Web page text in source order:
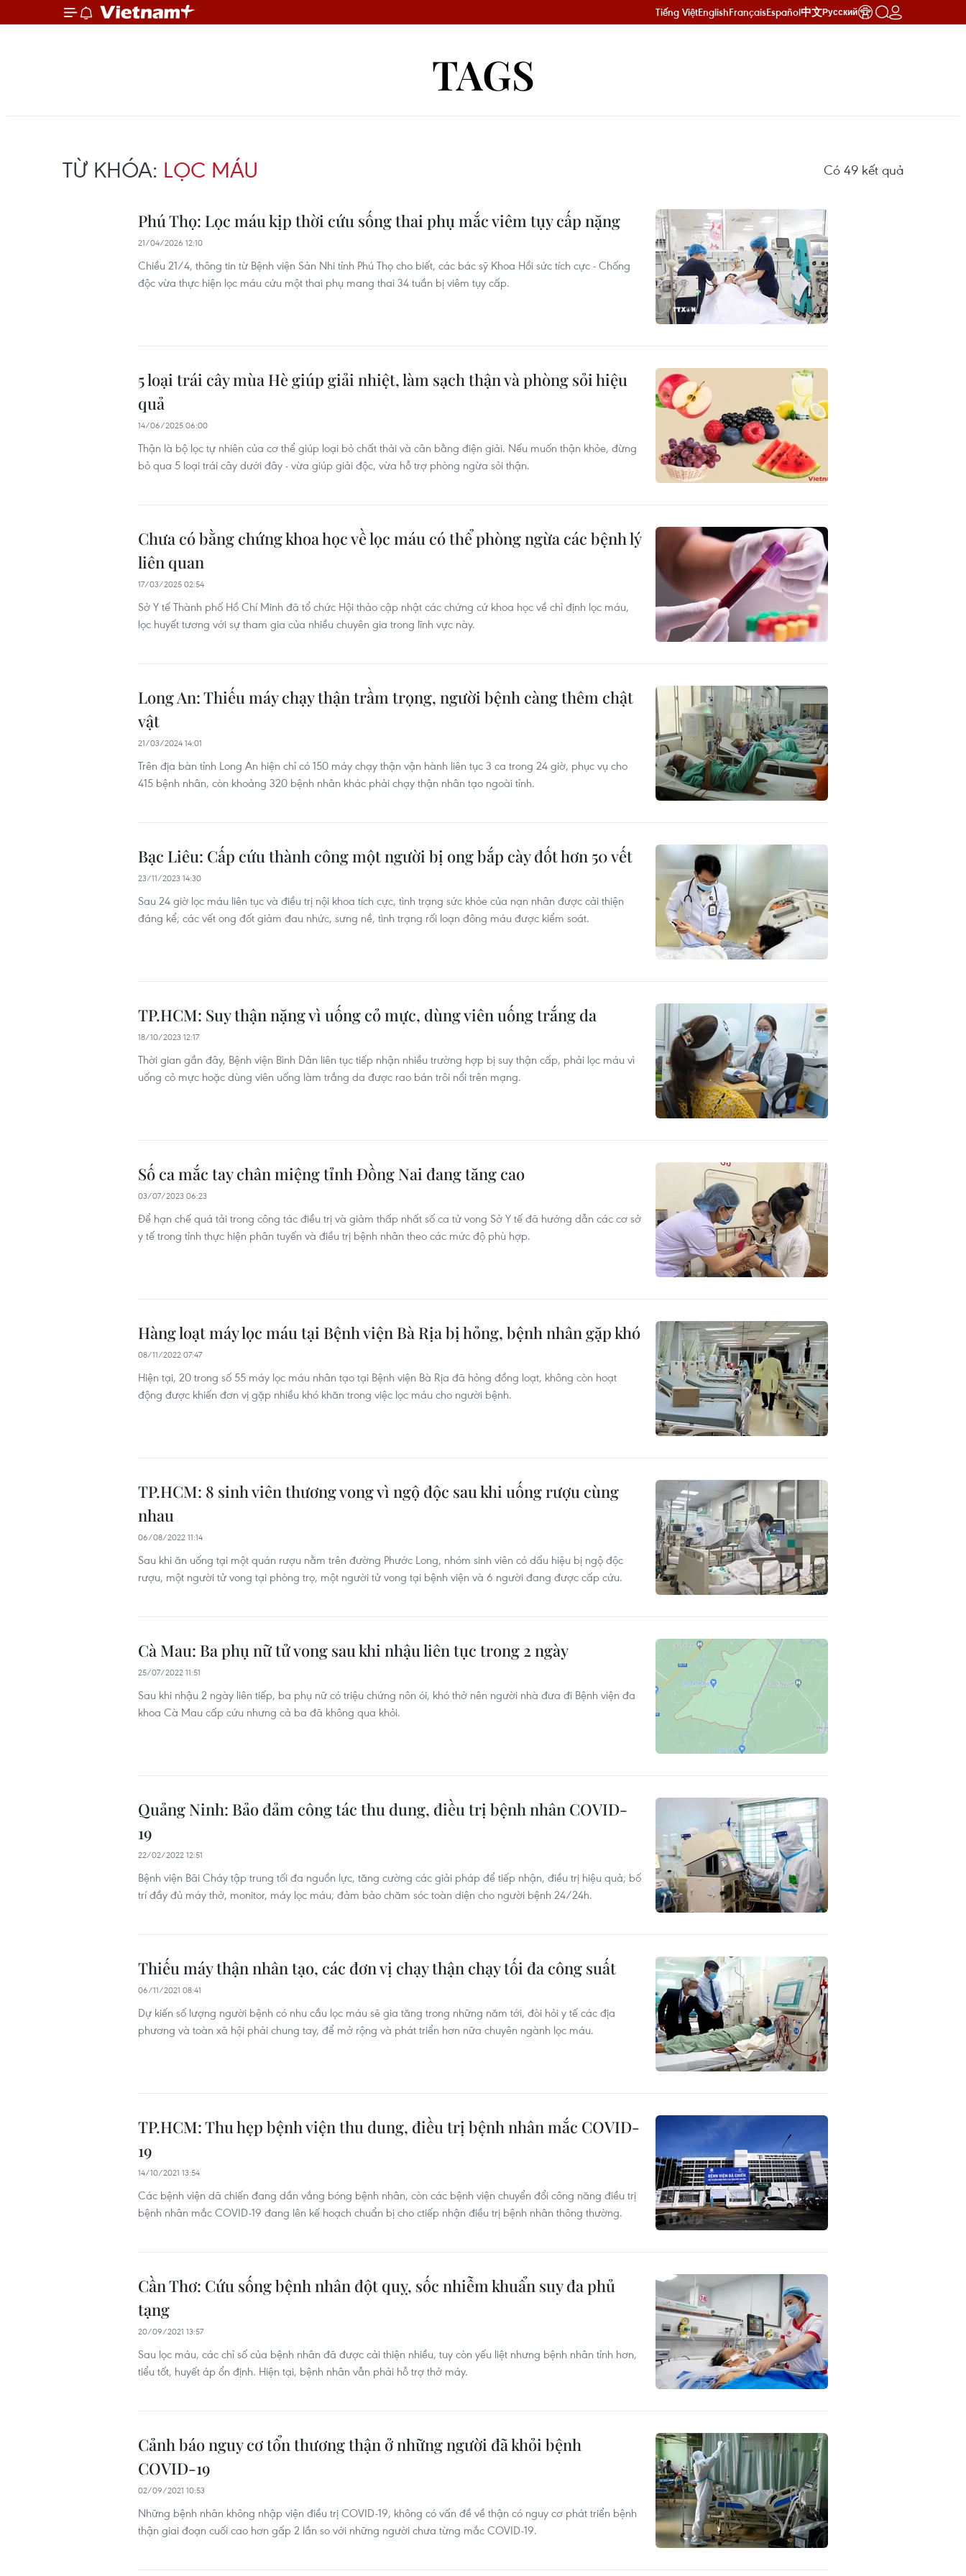
Tiếng ViệtEnglishFrançaisEspañol中文Русский
TAGS
TỪ KHÓA: LỌC MÁU Có 49 kết quả
Phú Thọ: Lọc máu kịp thời cứu sống thai phụ mắc viêm tụy cấp nặng
21/04/2026 12:10
Chiều 21/4, thông tin từ Bệnh viện Sản Nhi tỉnh Phú Thọ cho biết, các bác sỹ Khoa Hồi sức tích cực - Chống
độc vừa thực hiện lọc máu cứu một thai phụ mang thai 34 tuần bị viêm tụy cấp.
5 loại trái cây mùa Hè giúp giải nhiệt, làm sạch thận và phòng sỏi hiệu
quả
14/06/2025 06:00
Thận là bộ lọc tự nhiên của cơ thể giúp loại bỏ chất thải và cân bằng điện giải. Nếu muốn thận khỏe, đừng
bỏ qua 5 loại trái cây dưới đây - vừa giúp giải độc, vừa hỗ trợ phòng ngừa sỏi thận.
Chưa có bằng chứng khoa học về lọc máu có thể phòng ngừa các bệnh lý
liên quan
17/03/2025 02:54
Sở Y tế Thành phố Hồ Chí Minh đã tổ chức Hội thảo cập nhật các chứng cứ khoa học về chỉ định lọc máu,
lọc huyết tương với sự tham gia của nhiều chuyên gia trong lĩnh vực này.
Long An: Thiếu máy chạy thận trầm trọng, người bệnh càng thêm chật
vật
21/03/2024 14:01
Trên địa bàn tỉnh Long An hiện chỉ có 150 máy chạy thận vận hành liên tục 3 ca trong 24 giờ, phục vụ cho
415 bệnh nhân, còn khoảng 320 bệnh nhân khác phải chạy thận nhân tạo ngoài tỉnh.
Bạc Liêu: Cấp cứu thành công một người bị ong bắp cày đốt hơn 50 vết
23/11/2023 14:30
Sau 24 giờ lọc máu liên tục và điều trị nội khoa tích cực, tình trạng sức khỏe của nạn nhân được cải thiện
đáng kể; các vết ong đốt giảm đau nhức, sưng nề, tình trạng rối loạn đông máu được kiểm soát.
TP.HCM: Suy thận nặng vì uống cỏ mực, dùng viên uống trắng da
18/10/2023 12:17
Thời gian gần đây, Bệnh viện Bình Dân liên tục tiếp nhận nhiều trường hợp bị suy thận cấp, phải lọc máu vì
uống cỏ mực hoặc dùng viên uống làm trắng da được rao bán trôi nổi trên mạng.
Số ca mắc tay chân miệng tỉnh Đồng Nai đang tăng cao
03/07/2023 06:23
Để hạn chế quá tải trong công tác điều trị và giảm thấp nhất số ca tử vong Sở Y tế đã hướng dẫn các cơ sở
y tế trong tỉnh thực hiện phân tuyến và điều trị bệnh nhân theo các mức độ phù hợp.
Hàng loạt máy lọc máu tại Bệnh viện Bà Rịa bị hỏng, bệnh nhân gặp khó
08/11/2022 07:47
Hiện tại, 20 trong số 55 máy lọc máu nhân tạo tại Bệnh viện Bà Rịa đã hỏng đồng loạt, không còn hoạt
động được khiến đơn vị gặp nhiều khó khăn trong việc lọc máu cho người bệnh.
TP.HCM: 8 sinh viên thương vong vì ngộ độc sau khi uống rượu cùng
nhau
06/08/2022 11:14
Sau khi ăn uống tại một quán rượu nằm trên đường Phước Long, nhóm sinh viên có dấu hiệu bị ngộ độc
rượu, một người tử vong tại phòng trọ, một người tử vong tại bệnh viện và 6 người đang được cấp cứu.
Cà Mau: Ba phụ nữ tử vong sau khi nhậu liên tục trong 2 ngày
25/07/2022 11:51
Sau khi nhậu 2 ngày liên tiếp, ba phụ nữ có triệu chứng nôn ói, khó thở nên người nhà đưa đi Bệnh viện đa
khoa Cà Mau cấp cứu nhưng cả ba đã không qua khỏi.
Quảng Ninh: Bảo đảm công tác thu dung, điều trị bệnh nhân COVID-
19
22/02/2022 12:51
Bệnh viện Bãi Cháy tập trung tối đa nguồn lực, tăng cường các giải pháp để tiếp nhận, điều trị hiệu quả; bố
trí đầy đủ máy thở, monitor, máy lọc máu; đảm bảo chăm sóc toàn diện cho người bệnh 24/24h.
Thiếu máy thận nhân tạo, các đơn vị chạy thận chạy tối đa công suất
06/11/2021 08:41
Dự kiến số lượng người bệnh có nhu cầu lọc máu sẽ gia tăng trong những năm tới, đòi hỏi y tế các địa
phương và toàn xã hội phải chung tay, để mở rộng và phát triển hơn nữa chuyên ngành lọc máu.
TP.HCM: Thu hẹp bệnh viện thu dung, điều trị bệnh nhân mắc COVID-
19
14/10/2021 13:54
Các bệnh viện dã chiến đang dần vắng bóng bệnh nhân, còn các bệnh viện chuyển đổi công năng điều trị
bệnh nhân mắc COVID-19 đang lên kế hoạch chuẩn bị cho ctiếp nhận điều trị bệnh nhân thông thường.
Cần Thơ: Cứu sống bệnh nhân đột quỵ, sốc nhiễm khuẩn suy đa phủ
tạng
20/09/2021 13:57
Sau lọc máu, các chỉ số của bệnh nhân đã được cải thiện nhiều, tuy còn yếu liệt nhưng bệnh nhân tỉnh hơn,
tiểu tốt, huyết áp ổn định. Hiện tại, bệnh nhân vẫn phải hỗ trợ thở máy.
Cảnh báo nguy cơ tổn thương thận ở những người đã khỏi bệnh
COVID-19
02/09/2021 10:53
Những bệnh nhân không nhập viện điều trị COVID-19, không có vấn đề về thận có nguy cơ phát triển bệnh
thận giai đoạn cuối cao hơn gấp 2 lần so với những người chưa từng mắc COVID-19.